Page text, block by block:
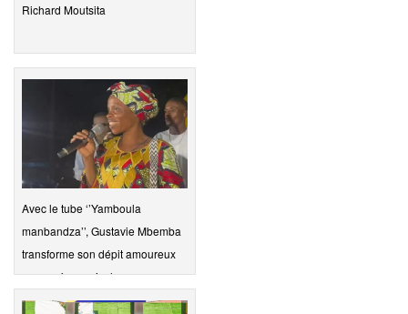
Richard Moutsita
Avec le tube ‘’Yamboula
manbandza’’, Gustavie Mbemba
transforme son dépit amoureux
en succès musical